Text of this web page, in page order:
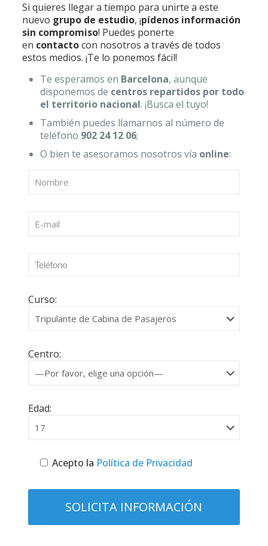
Si quieres llegar a tiempo para unirte a este
nuevo grupo de estudio, ¡pídenos información
sin compromiso! Puedes ponerte
en contactocon nosotros a través de todos
estos medios. ¡Te lo ponemos fácil!
Te esperamos en Barcelona, aunque
disponemos de centros repartidos por todo
el territorio nacional. ¡Busca el tuyo!
También puedes llamarnos al número de
teléfono 902 24 12 06;
O bien te asesoramos nosotros vía online:
Curso:
Centro:
Edad:
Acepto la Política de Privacidad